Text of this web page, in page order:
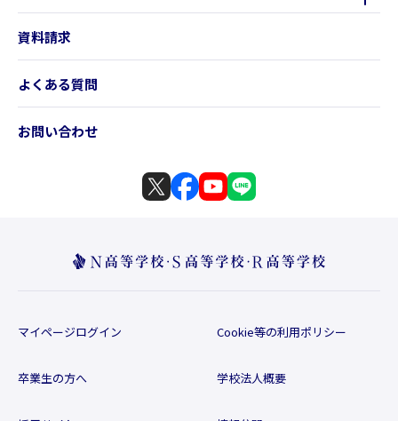
資料請求
よくある質問
お問い合わせ
マイページログイン
卒業生の方へ
Cookie等の利用ポリシー
学校法人概要